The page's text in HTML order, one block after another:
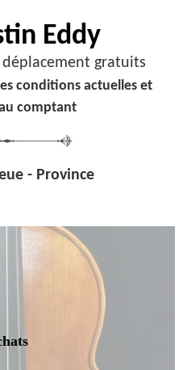
Eddy
gratuits
conditions actuelles et
comptant
- Province